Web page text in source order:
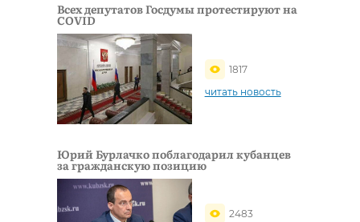
Всех депутатов Госдумы протестируют на
COVID
1817
читать новость
Юрий Бурлачко поблагодарил кубанцев
за гражданскую позицию
2483